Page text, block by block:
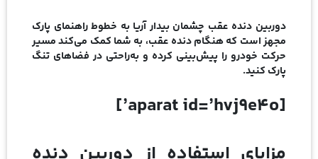
دوربین دنده عقب چشمان بیدار آریا به خطوط راهنمای پارک
مجهز است که هنگام دنده عقب، به شما کمک می‌کند مسیر
حرکت خودرو را پیش‌بینی کرده و به‌راحتی در فضاهای تنگ
پارک کنید.
[aparat id=’hvj9e4o’]